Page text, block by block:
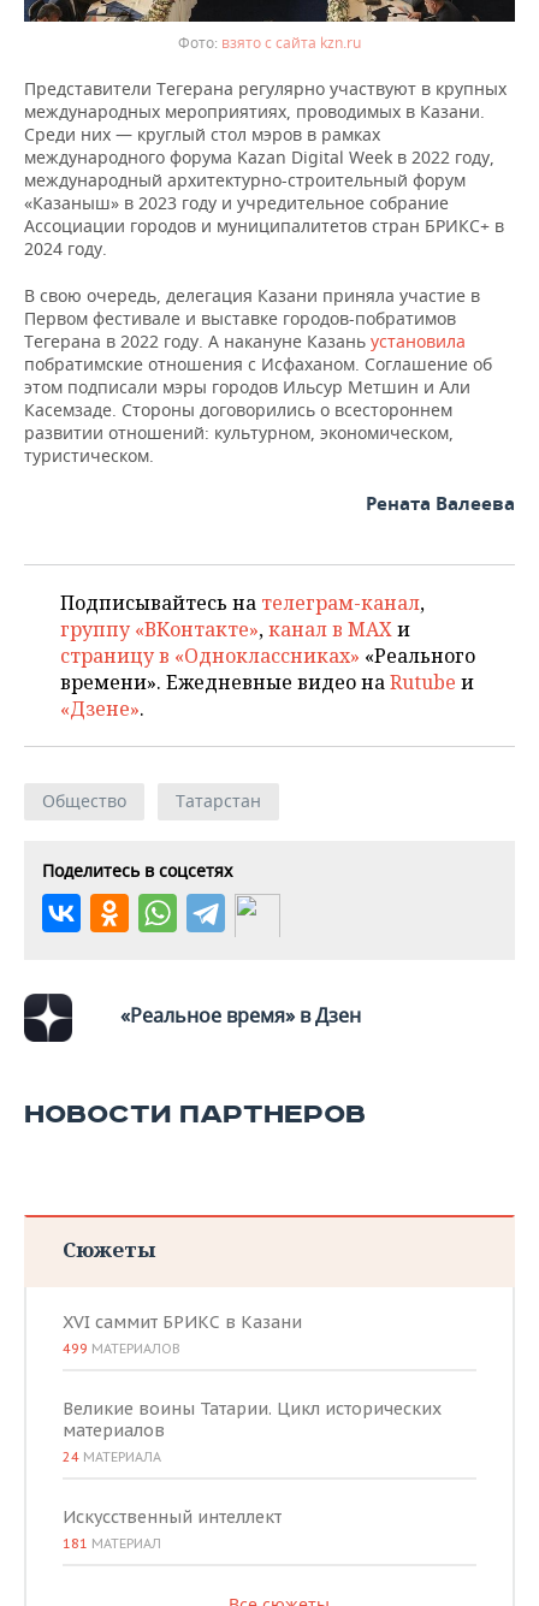
взято с сайта kzn.ru
Представители Тегерана регулярно участвуют в крупных
международных мероприятиях, проводимых в Казани.
Среди них — круглый стол мэров в рамках
международного форума Kazan Digital Week в 2022 году,
международный архитектурно-строительный форум
«Казаныш» в 2023 году и учредительное собрание
Ассоциации городов и муниципалитетов стран БРИКС+ в
2024 году.
В свою очередь, делегация Казани приняла участие в
Первом фестивале и выставке городов-побратимов
Тегерана в 2022 году. А накануне Казань установила
побратимские отношения с Исфаханом. Соглашение об
этом подписали мэры городов Ильсур Метшин и Али
Касемзаде. Стороны договорились о всестороннем
развитии отношений: культурном, экономическом,
туристическом.
Рената Валеева
Подписывайтесь на телеграм-канал,
группу «ВКонтакте»,канал в MAXи
страницу в «Одноклассниках» «Реального
времени». Ежедневные видео наRutube и
«Дзене».
Общество Татарстан
Поделитесь в соцсетях
«Реальное время» в Дзен
НОВОСТИ ПАРТНЕРОВ
Сюжеты
XVI саммит БРИКС в Казани
499 МАТЕРИАЛОВ
Великие воины Татарии. Цикл исторических
материалов
24 МАТЕРИАЛА
Искусственный интеллект
181 МАТЕРИАЛ